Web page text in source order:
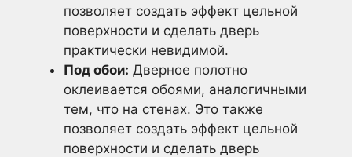
позволяет создать эффект цельной
поверхности и сделать дверь
практически невидимой.
Под обои: Дверное полотно
оклеивается обоями, аналогичными
тем, что на стенах. Это также
позволяет создать эффект цельной
поверхности и сделать дверь